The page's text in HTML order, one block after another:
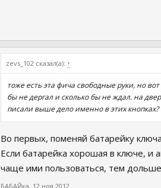
zevs_102 сказал(а): ↑
тоже есть эта фича свободные руки, но
бы не дергал и сколько бы не ждал. на
писали выше дело именно в этих
Во первых, поменяй батарейку
Если батарейка хорошая в ключе, и
чаще ими пользоваться, тем
БАБАЙка, 12 ноя 2012